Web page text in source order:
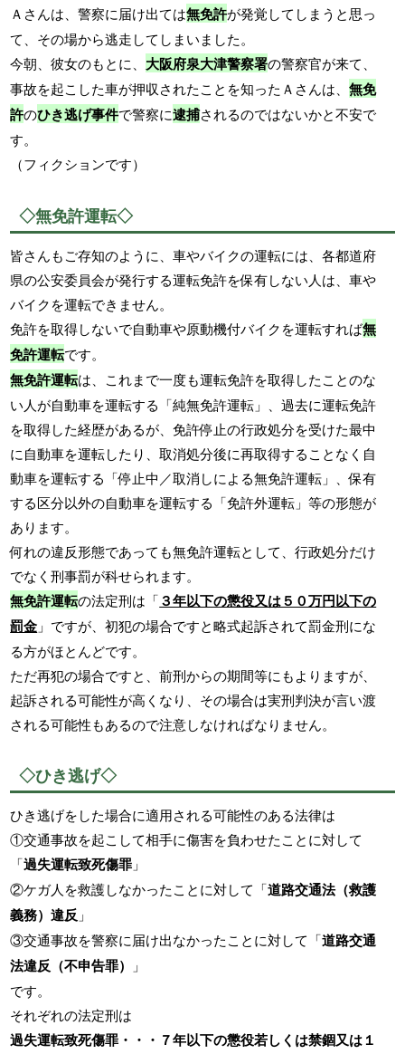
Ａさんは、警察に届け出ては無免許が発覚してしまうと思っ
て、その場から逃走してしまいました。
今朝、彼女のもとに、 大阪府泉大津警察署の警察官が来て、
事故を起こした車が押収されたことを知ったＡさんは、無免
許のひき逃げ事件で警察に逮捕されるのではないかと不安で
す。
（フィクションです）
◇無免許運転◇
皆さんもご存知のように、車やバイクの運転には、各都道府
県の公安委員会が発行する運転免許を保有しない人は、車や
バイクを運転できません。
免許を取得しないで自動車や原動機付バイクを運転すれば無
免許運転です。
無免許運転は、これまで一度も運転免許を取得したことのな
い人が自動車を運転する「純無免許運転」、過去に運転免許
を取得した経歴があるが、免許停止の行政処分を受けた最中
に自動車を運転したり、取消処分後に再取得することなく自
動車を運転する「停止中／取消しによる無免許運転」、保有
する区分以外の自動車を運転する「免許外運転」等の形態が
あります。
何れの違反形態であっても無免許運転として、行政処分だけ
でなく刑事罰が科せられます。
無免許運転の法定刑は「３年以下の懲役又は５０万円以下の
罰金 」ですが、初犯の場合ですと略式起訴されて罰金刑にな
る方がほとんどです。
ただ再犯の場合ですと、前刑からの期間等にもよりますが、
起訴される可能性が高くなり、その場合は実刑判決が言い渡
される可能性もあるので注意しなければなりません。
◇ひき逃げ◇
ひき逃げをした場合に適用される可能性のある法律は
①交通事故を起こして相手に傷害を負わせたことに対して
「過失運転致死傷罪 」
②ケガ人を救護しなかったことに対して「道路交通法（救護
義務）違反 」
③交通事故を警察に届け出なかったことに対して「道路交通
法違反（不申告罪）
」
です。
それぞれの法定刑は
過失運転致死傷罪・・・７年以下の懲役若しくは禁錮又は１